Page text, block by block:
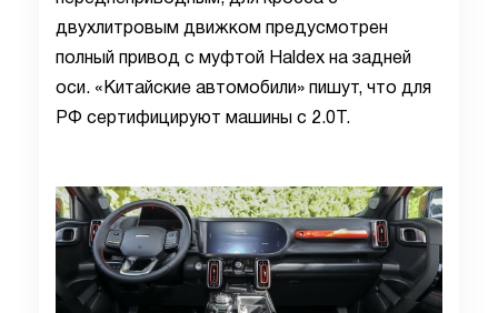
двухлитровым движком предусмотрен
полный привод с муфтой Haldex на задней
оси. «Китайские автомобили» пишут, что для
РФ сертифицируют машины с 2.0T.